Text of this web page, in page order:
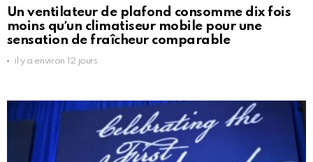
Un ventilateur de plafond consomme dix fois
moins quʼun climatiseur mobile pour une
sensation de fraîcheur comparable
il y a environ 12 jours